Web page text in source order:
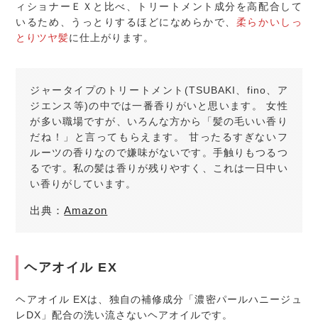
ィショナーＥＸと比べ、トリートメント成分を高配合して
いるため、うっとりするほどになめらかで、 柔らかいしっ
とりツヤ髪に仕上がります。
ジャータイプのトリートメント(TSUBAKI、fino、ア
ジエンス等)の中では一番香りがいと思います。 女性
が多い職場ですが、いろんな方から「髪の毛いい香り
だね！」と言ってもらえます。 甘ったるすぎないフ
ルーツの香りなので嫌味がないです。手触りもつるつ
るです。私の髪は香りが残りやすく、これは一日中い
い香りがしています。
出典：Amazon
ヘアオイル EX
ヘアオイル EXは、独自の補修成分「濃密パールハニージュ
レDX」配合の洗い流さないヘアオイルです。